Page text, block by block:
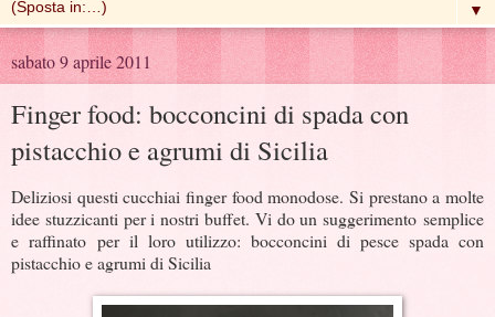
▼
sabato 9 aprile 2011
Finger food: bocconcini di spada con
pistacchio e agrumi di Sicilia
Deliziosi questi cucchiai finger food monodose. Si prestano a molte
idee stuzzicanti per i nostri buffet. Vi do un suggerimento semplice
e raffinato per il loro utilizzo: bocconcini di pesce spada con
pistacchio e agrumi di Sicilia